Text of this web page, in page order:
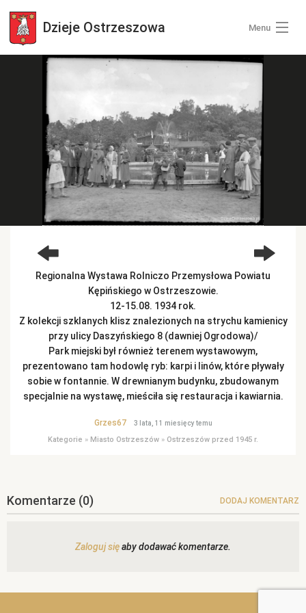
Dzieje Ostrzeszowa Menu
Wszystkie zdjęcia
Zaloguj się
+ Dodaj zdjęcia
Regionalna Wystawa Rolniczo Przemysłowa Powiatu
Kępińskiego w Ostrzeszowie.
12-15.08. 1934 rok.
Z kolekcji szklanych klisz znalezionych na strychu kamienicy
przy ulicy Daszyńskiego 8 (dawniej Ogrodowa)/
Park miejski był również terenem wystawowym,
prezentowano tam hodowlę ryb: karpi i linów, które pływały
sobie w fontannie. W drewnianym budynku, zbudowanym
specjalnie na wystawę, mieściła się restauracja i kawiarnia.
Grzes67 3 lata, 11 miesięcy temu
Kategorie » Miasto Ostrzeszów » Ostrzeszów przed 1945 r.
Komentarze (0) DODAJ KOMENTARZ
Zaloguj sięaby dodawać komentarze.